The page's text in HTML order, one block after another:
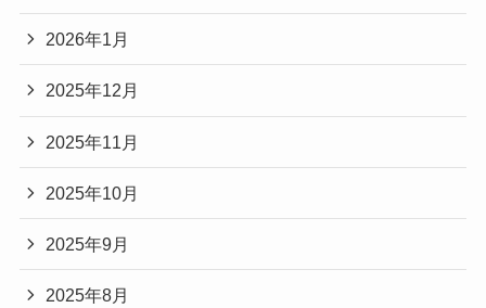
2026年1月
2025年12月
2025年11月
2025年10月
2025年9月
2025年8月